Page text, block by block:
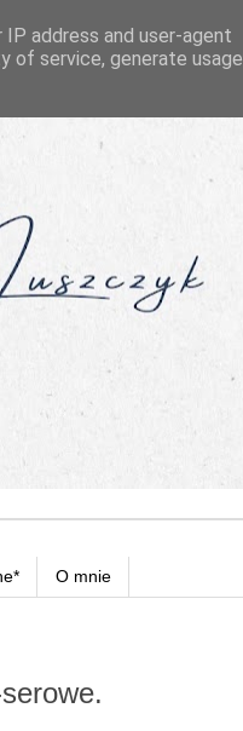
O mnie
address and user-agent
of service, generate usage